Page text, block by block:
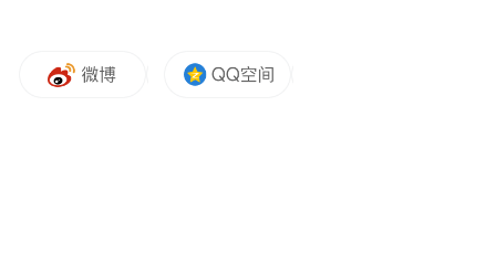
是中国投资人与美国职业体育体系深度合作